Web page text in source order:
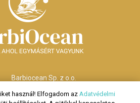
Barbiocean Sp. z o.o.
ul. Długa nr 29
használ! Elfogadom az Adatvédelmi